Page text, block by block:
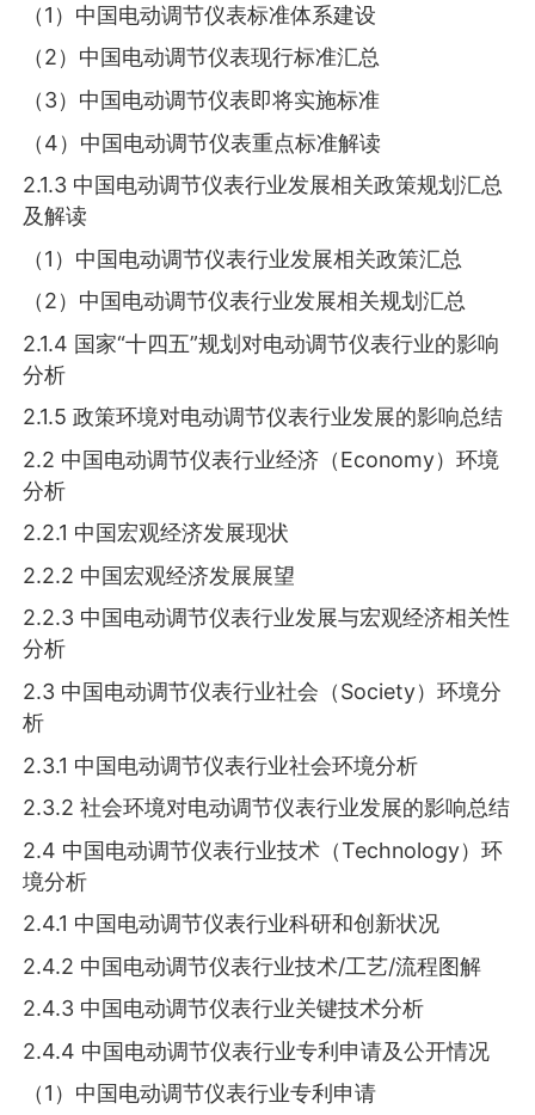
（1）中国电动调节仪表标准体系建设
（2）中国电动调节仪表现行标准汇总
（3）中国电动调节仪表即将实施标准
（4）中国电动调节仪表重点标准解读
2.1.3 中国电动调节仪表行业发展相关政策规划汇总
及解读
（1）中国电动调节仪表行业发展相关政策汇总
（2）中国电动调节仪表行业发展相关规划汇总
2.1.4 国家“十四五”规划对电动调节仪表行业的影响
分析
2.1.5 政策环境对电动调节仪表行业发展的影响总结
2.2 中国电动调节仪表行业经济（Economy）环境
分析
2.2.1 中国宏观经济发展现状
2.2.2 中国宏观经济发展展望
2.2.3 中国电动调节仪表行业发展与宏观经济相关性
分析
2.3 中国电动调节仪表行业社会（Society）环境分
析
2.3.1 中国电动调节仪表行业社会环境分析
2.3.2 社会环境对电动调节仪表行业发展的影响总结
2.4 中国电动调节仪表行业技术（Technology）环
境分析
2.4.1 中国电动调节仪表行业科研和创新状况
2.4.2 中国电动调节仪表行业技术/工艺/流程图解
2.4.3 中国电动调节仪表行业关键技术分析
2.4.4 中国电动调节仪表行业专利申请及公开情况
（1）中国电动调节仪表行业专利申请